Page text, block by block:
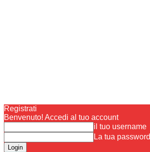
Registrati
Benvenuto! Accedi al tuo account
il tuo username
La tua password